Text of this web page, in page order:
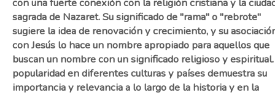
sagrada de Nazaret. Su significado de "rama" o "rebrote"
sugiere la idea de renovación y crecimiento, y su
con Jesús lo hace un nombre apropiado para aquellos que
buscan un nombre con un significado religioso y espiritual.
popularidad en diferentes culturas y países demuestra su
importancia y relevancia a lo largo de la historia y en la